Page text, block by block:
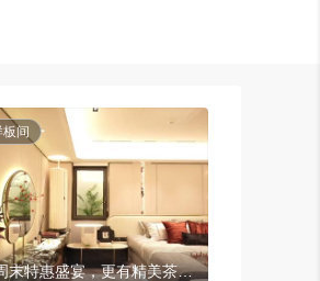
【周末特惠盛宴，更有精美茶歇等你来享】 京能西贤府建筑外观融合了宋代的传统元素，如飞檐翘角、歇山顶，结合项目超级符号落位，展现出宋风古韵的美感。同时，内部空间设计则注重实用性与舒适性，满足现代家庭的生活需求。项目将为您提供一个独特的居住体验，让您在享受现代生活的同时，感受到浓厚的
板间